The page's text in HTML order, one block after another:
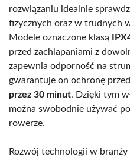
rozwiązaniu idealnie
fizycznych oraz w trudnych
Modele oznaczone klasą
przed zachlapaniami z
zapewnia odporność na
gwarantuje on ochronę
przez 30 minut. Dzięki tym
można swobodnie używać
rowerze.
Rozwój technologii w